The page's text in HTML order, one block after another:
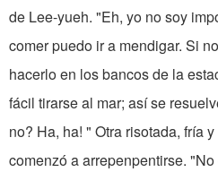
de Lee-yueh. "Eh, yo no soy
comer puedo ir a mendigar. Si
hacerlo en los bancos de la
fácil tirarse al mar; así se
no? Ha, ha! " Otra risotada, fría
comenzó a arrepenpentirse.